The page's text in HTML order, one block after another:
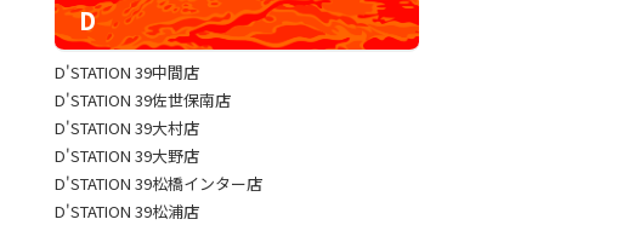
協力取材
ゼッパチ取材
D
D'STATION 39中間店
D'STATION 39佐世保南店
D'STATION 39大村店
D'STATION 39大野店
D'STATION 39松橋インター店
D'STATION 39松浦店